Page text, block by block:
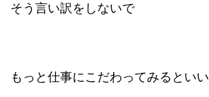
そう言い訳をしないで
もっと仕事にこだわってみるといい